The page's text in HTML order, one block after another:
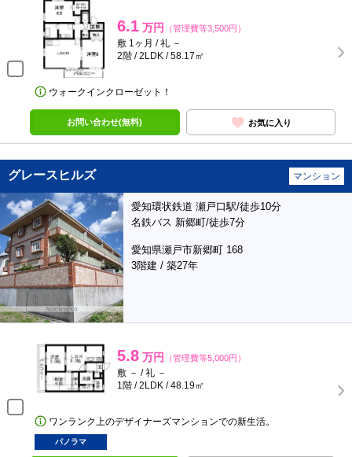
6.1 万円 （管理費等3,500円）
敷 1ヶ月 / 礼 －
2階 / 2LDK / 58.17㎡
ウォークインクローゼット！
お問い合わせ(無料) お気に入り
グレースヒルズ マンション
愛知環状鉄道 瀬戸口駅/徒歩10分
名鉄バス 新郷町/徒歩7分
愛知県瀬戸市新郷町 168
3階建 / 築27年
5.8 万円 （管理費等5,000円）
敷 － / 礼 －
1階 / 2LDK / 48.19㎡
ワンランク上のデザイナーズマンションでの新生活。
パノラマ